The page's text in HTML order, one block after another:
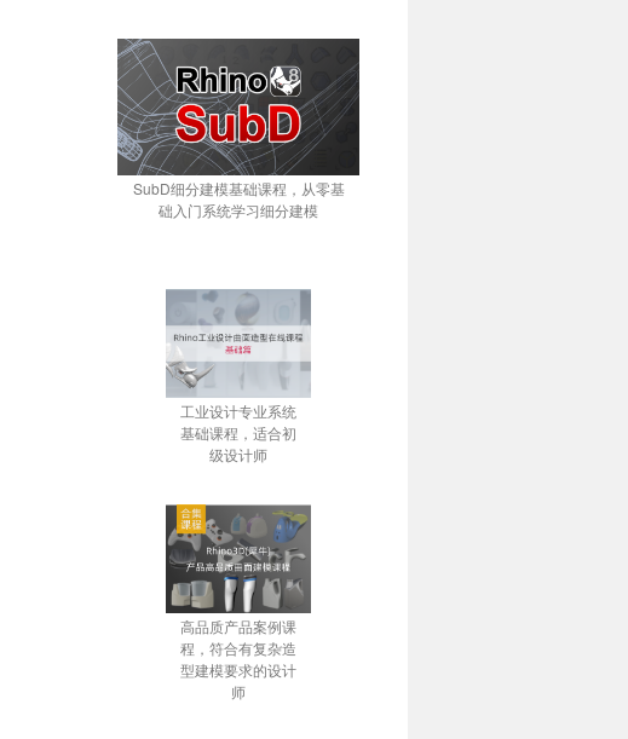
SubD细分建模基础课程，从零基
础入门系统学习细分建模
工业设计专业系统
基础课程，适合初
级设计师
高品质产品案例课
程，符合有复杂造
型建模要求的设计
师